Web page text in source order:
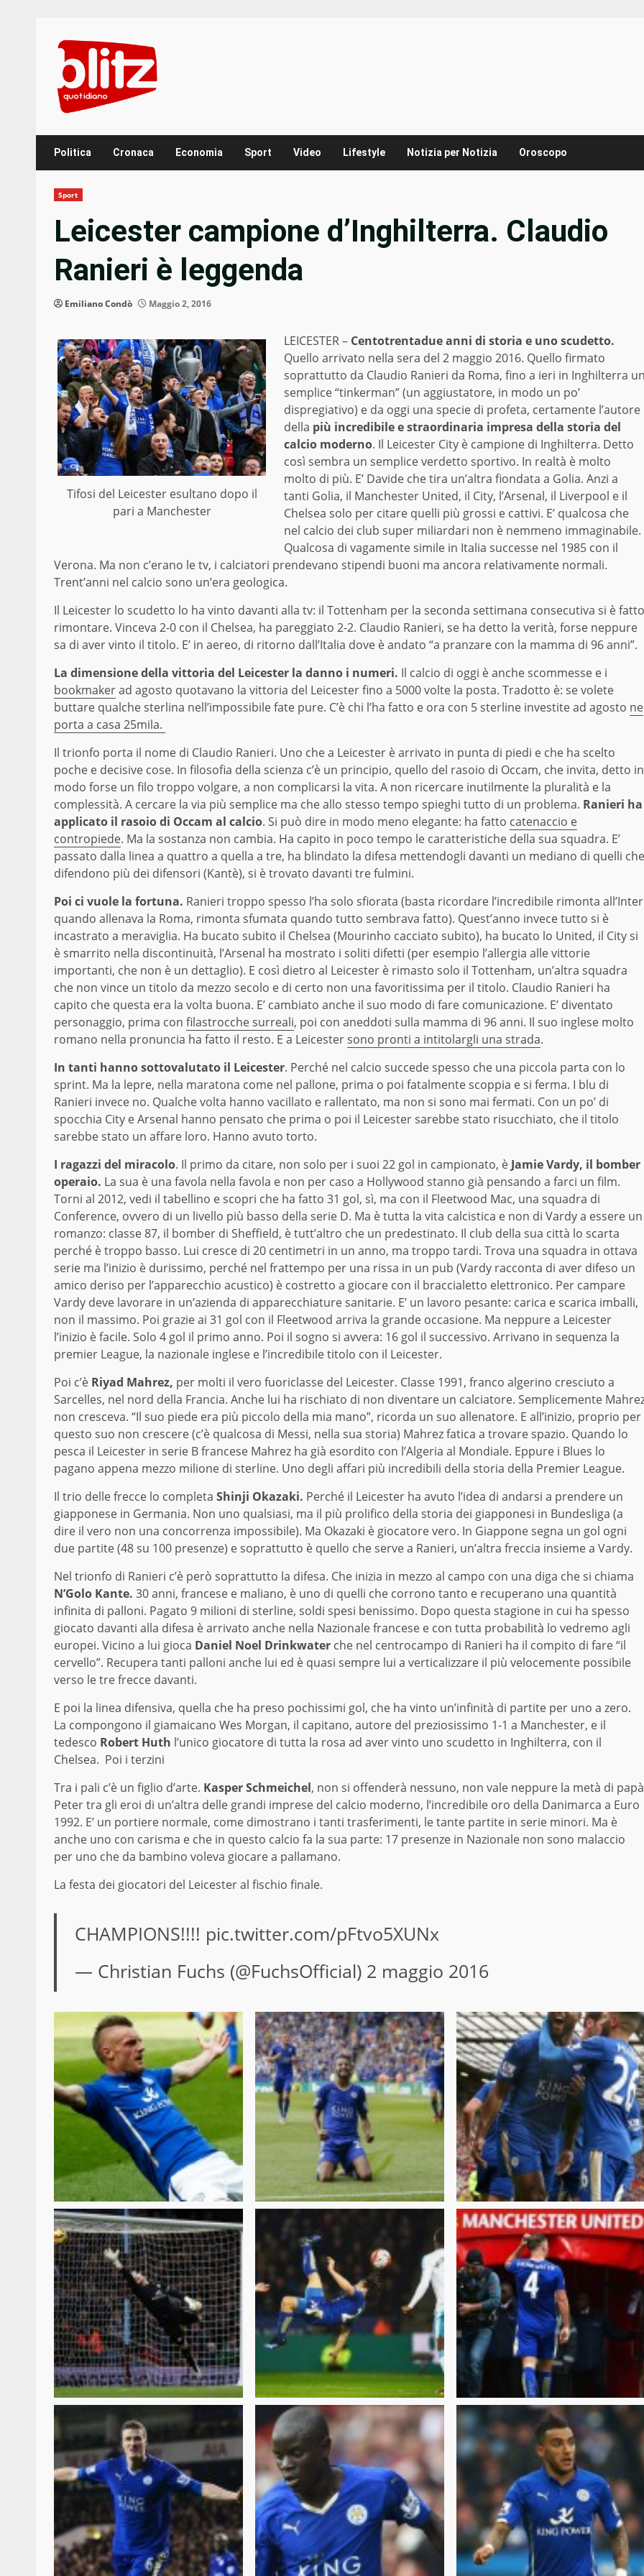
content
Politica Cronaca Economia Sport Video Lifestyle Notizia per Notizia Oroscopo
Sport
Leicester campione d’Inghilterra. Claudio
Ranieri è leggenda
Emiliano Condò Maggio 2, 2016
Tifosi del Leicester esultano dopo il
pari a Manchester
LEICESTER – Centotrentadue anni di storia e uno scudetto.
Quello arrivato nella sera del 2 maggio 2016. Quello firmato
soprattutto da Claudio Ranieri da Roma, fino a ieri in Inghilterra
semplice “tinkerman” (un aggiustatore, in modo un po’
dispregiativo) e da oggi una specie di profeta, certamente l’autore
della più incredibile e straordinaria impresa della storia del
calcio moderno. Il Leicester City è campione di Inghilterra. Detto
così sembra un semplice verdetto sportivo. In realtà è molto
molto di più. E’ Davide che tira un’altra fiondata a Golia. Anzi a
tanti Golia, il Manchester United, il City, l’Arsenal, il Liverpool e il
Chelsea solo per citare quelli più grossi e cattivi. E’ qualcosa che
nel calcio dei club super miliardari non è nemmeno immaginabile.
Qualcosa di vagamente simile in Italia successe nel 1985 con il
Verona. Ma non c’erano le tv, i calciatori prendevano stipendi buoni ma ancora relativamente normali.
Trent’anni nel calcio sono un’era geologica.
Il Leicester lo scudetto lo ha vinto davanti alla tv: il Tottenham per la seconda settimana consecutiva si è fatto
rimontare. Vinceva 2-0 con il Chelsea, ha pareggiato 2-2. Claudio Ranieri, se ha detto la verità, forse neppure
sa di aver vinto il titolo. E’ in aereo, di ritorno dall’Italia dove è andato “a pranzare con la mamma di 96 anni”.
La dimensione della vittoria del Leicester la danno i numeri. Il calcio di oggi è anche scommesse e i
bookmakerad agosto quotavano la vittoria del Leicester fino a 5000 volte la posta. Tradotto è: se volete
buttare qualche sterlina nell’impossibile fate pure. C’è chi l’ha fatto e ora con 5 sterline investite ad agosto ne
porta a casa 25mila.
Il trionfo porta il nome di Claudio Ranieri. Uno che a Leicester è arrivato in punta di piedi e che ha scelto
poche e decisive cose. In filosofia della scienza c’è un principio, quello del rasoio di Occam, che invita, detto in
modo forse un filo troppo volgare, a non complicarsi la vita. A non ricercare inutilmente la pluralità e la
complessità. A cercare la via più semplice ma che allo stesso tempo spieghi tutto di un problema. Ranieri ha
applicato il rasoio di Occam al calcio. Si può dire in modo meno elegante: ha fatto catenaccio e
contropiede. Ma la sostanza non cambia. Ha capito in poco tempo le caratteristiche della sua squadra. E’
passato dalla linea a quattro a quella a tre, ha blindato la difesa mettendogli davanti un mediano di quelli che
difendono più dei difensori (Kantè), si è trovato davanti tre fulmini.
Poi ci vuole la fortuna. Ranieri troppo spesso l’ha solo sfiorata (basta ricordare l’incredibile rimonta all’Inter
quando allenava la Roma, rimonta sfumata quando tutto sembrava fatto). Quest’anno invece tutto si è
incastrato a meraviglia. Ha bucato subito il Chelsea (Mourinho cacciato subito), ha bucato lo United, il City si
è smarrito nella discontinuità, l’Arsenal ha mostrato i soliti difetti (per esempio l’allergia alle vittorie
importanti, che non è un dettaglio). E così dietro al Leicester è rimasto solo il Tottenham, un’altra squadra
che non vince un titolo da mezzo secolo e di certo non una favoritissima per il titolo. Claudio Ranieri ha
capito che questa era la volta buona. E’ cambiato anche il suo modo di fare comunicazione. E’ diventato
personaggio, prima con filastrocche surreali, poi con aneddoti sulla mamma di 96 anni. Il suo inglese molto
romano nella pronuncia ha fatto il resto. E a Leicestersono pronti a intitolargli una strada.
In tanti hanno sottovalutato il Leicester. Perché nel calcio succede spesso che una piccola parta con lo
sprint. Ma la lepre, nella maratona come nel pallone, prima o poi fatalmente scoppia e si ferma. I blu di
Ranieri invece no. Qualche volta hanno vacillato e rallentato, ma non si sono mai fermati. Con un po’ di
spocchia City e Arsenal hanno pensato che prima o poi il Leicester sarebbe stato risucchiato, che il titolo
sarebbe stato un affare loro. Hanno avuto torto.
I ragazzi del miracolo. Il primo da citare, non solo per i suoi 22 gol in campionato, è Jamie Vardy, il bomber
operaio. La sua è una favola nella favola e non per caso a Hollywood stanno già pensando a farci un film.
Torni al 2012, vedi il tabellino e scopri che ha fatto 31 gol, sì, ma con il Fleetwood Mac, una squadra di
Conference, ovvero di un livello più basso della serie D. Ma è tutta la vita calcistica e non di Vardy a essere un
romanzo: classe 87, il bomber di Sheffield, è tutt’altro che un predestinato. Il club della sua città lo scarta
perché è troppo basso. Lui cresce di 20 centimetri in un anno, ma troppo tardi. Trova una squadra in ottava
serie ma l’inizio è durissimo, perché nel frattempo per una rissa in un pub (Vardy racconta di aver difeso un
amico deriso per l’apparecchio acustico) è costretto a giocare con il braccialetto elettronico. Per campare
Vardy deve lavorare in un’azienda di apparecchiature sanitarie. E’ un lavoro pesante: carica e scarica imballi,
non il massimo. Poi grazie ai 31 gol con il Fleetwood arriva la grande occasione. Ma neppure a Leicester
l’inizio è facile. Solo 4 gol il primo anno. Poi il sogno si avvera: 16 gol il successivo. Arrivano in sequenza la
premier League, la nazionale inglese e l’incredibile titolo con il Leicester.
Poi c’è Riyad Mahrez, per molti il vero fuoriclasse del Leicester. Classe 1991, franco algerino cresciuto a
Sarcelles, nel nord della Francia. Anche lui ha rischiato di non diventare un calciatore. Semplicemente
non cresceva. “Il suo piede era più piccolo della mia mano”, ricorda un suo allenatore. E all’inizio, proprio per
questo suo non crescere (c’è qualcosa di Messi, nella sua storia) Mahrez fatica a trovare spazio. Quando lo
pesca il Leicester in serie B francese Mahrez ha già esordito con l’Algeria al Mondiale. Eppure i Blues lo
pagano appena mezzo milione di sterline. Uno degli affari più incredibili della storia della Premier League.
Il trio delle frecce lo completa Shinji Okazaki. Perché il Leicester ha avuto l’idea di andarsi a prendere un
giapponese in Germania. Non uno qualsiasi, ma il più prolifico della storia dei giapponesi in Bundesliga (a
dire il vero non una concorrenza impossibile). Ma Okazaki è giocatore vero. In Giappone segna un gol ogni
due partite (48 su 100 presenze) e soprattutto è quello che serve a Ranieri, un’altra freccia insieme a Vardy.
Nel trionfo di Ranieri c’è però soprattutto la difesa. Che inizia in mezzo al campo con una diga che si chiama
N’Golo Kante. 30 anni, francese e maliano, è uno di quelli che corrono tanto e recuperano una quantità
infinita di palloni. Pagato 9 milioni di sterline, soldi spesi benissimo. Dopo questa stagione in cui ha spesso
giocato davanti alla difesa è arrivato anche nella Nazionale francese e con tutta probabilità lo vedremo agli
europei. Vicino a lui gioca Daniel Noel Drinkwater che nel centrocampo di Ranieri ha il compito di fare “il
cervello”. Recupera tanti palloni anche lui ed è quasi sempre lui a verticalizzare il più velocemente possibile
verso le tre frecce davanti.
E poi la linea difensiva, quella che ha preso pochissimi gol, che ha vinto un’infinità di partite per uno a zero.
La compongono il giamaicano Wes Morgan, il capitano, autore del preziosissimo 1-1 a Manchester, e il
tedesco Robert Huth l’unico giocatore di tutta la rosa ad aver vinto uno scudetto in Inghilterra, con il
Chelsea. Poi i terzini
Tra i pali c’è un figlio d’arte. Kasper Schmeichel, non si offenderà nessuno, non vale neppure la metà di papà
Peter tra gli eroi di un’altra delle grandi imprese del calcio moderno, l’incredibile oro della Danimarca a Euro
1992. E’ un portiere normale, come dimostrano i tanti trasferimenti, le tante partite in serie minori. Ma è
anche uno con carisma e che in questo calcio fa la sua parte: 17 presenze in Nazionale non sono malaccio
per uno che da bambino voleva giocare a pallamano.
La festa dei giocatori del Leicester al fischio finale.
CHAMPIONS!!!! pic.twitter.com/pFtvo5XUNx
— Christian Fuchs (@FuchsOfficial) 2 maggio 2016